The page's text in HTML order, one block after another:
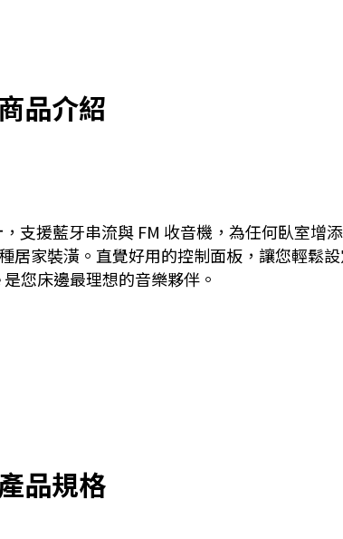
商品介紹
支援藍牙串流與 FM 收音機，為任何臥室增
家裝潢。直覺好用的控制面板，讓您輕鬆
您床邊最理想的音樂夥伴。
品規格